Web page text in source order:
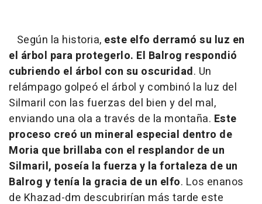
Según la historia, este elfo derramó su luz en
el árbol para protegerlo. El Balrog respondió
cubriendo el árbol con su oscuridad. Un
relámpago golpeó el árbol y combinó la luz del
Silmaril con las fuerzas del bien y del mal,
enviando una ola a través de la montaña. Este
proceso creó un mineral especial dentro de
Moria que brillaba con el resplandor de un
Silmaril, poseía la fuerza y la fortaleza de un
Balrog y tenía la gracia de un elfo. Los enanos
de Khazad-dm descubrirían más tarde este